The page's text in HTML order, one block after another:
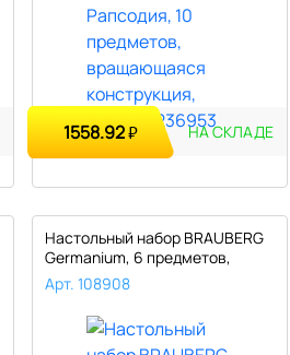
1558.92₽ НА СКЛАДЕ
Настольный набор BRAUBERG
Germanium, 6 предметов,
сереб..
Арт. 108908